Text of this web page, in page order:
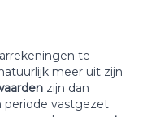
te
meer uit zijn
zijn dan
periode vastgezet